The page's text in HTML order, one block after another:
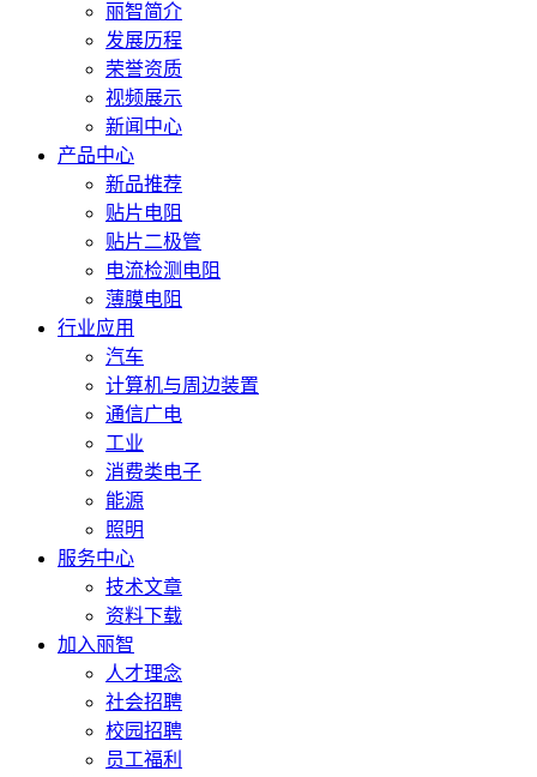
丽智简介
发展历程
荣誉资质
视频展示
新闻中心
产品中心
新品推荐
贴片电阻
贴片二极管
电流检测电阻
薄膜电阻
行业应用
汽车
计算机与周边装置
通信广电
工业
消费类电子
能源
照明
服务中心
技术文章
资料下载
加入丽智
人才理念
社会招聘
校园招聘
员工福利